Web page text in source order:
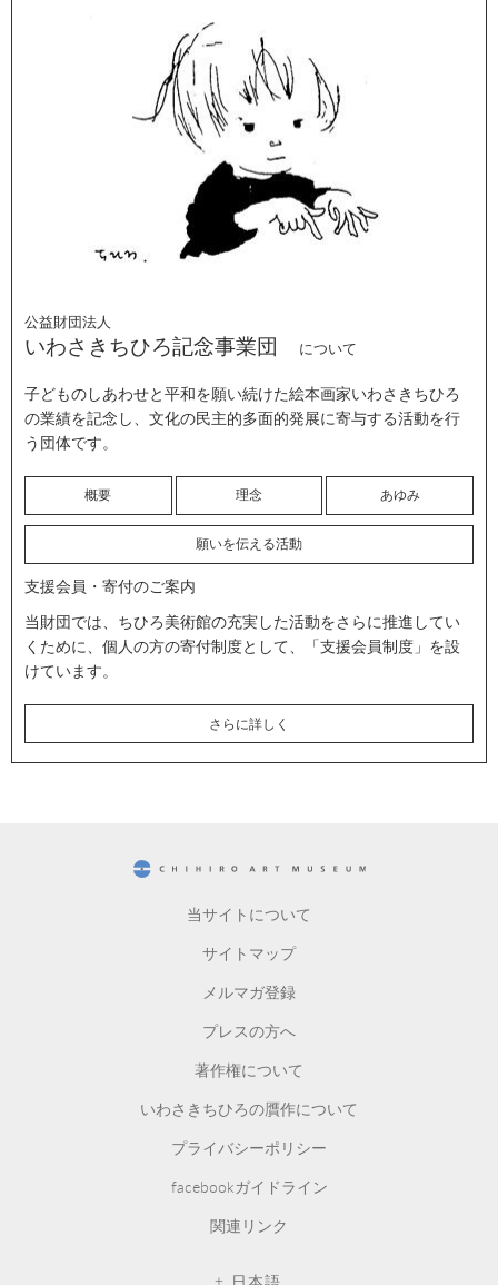
公益財団法人
いわさきちひろ記念事業団 について
子どものしあわせと平和を願い続けた絵本画家いわさきちひろ
の業績を記念し、文化の民主的多面的発展に寄与する活動を行
う団体です。
概要 理念 あゆみ
願いを伝える活動
支援会員・寄付のご案内
当財団では、ちひろ美術館の充実した活動をさらに推進してい
くために、個人の方の寄付制度として、「支援会員制度」を設
けています。
さらに詳しく
当サイトについて
サイトマップ
メルマガ登録
プレスの方へ
著作権について
いわさきちひろの贋作について
プライバシーポリシー
facebookガイドライン
関連リンク